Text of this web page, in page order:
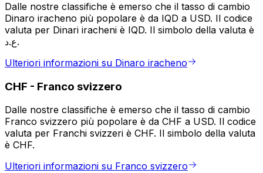
Dalle nostre classifiche è emerso che il tasso di cambio
Dinaro iracheno più popolare è da IQD a USD. Il codice
valuta per Dinari iracheni è IQD. Il simbolo della valuta è
ع.د.
Ulteriori informazioni su Dinaro iracheno
CHF - Franco svizzero
Dalle nostre classifiche è emerso che il tasso di cambio
Franco svizzero più popolare è da CHF a USD. Il codice
valuta per Franchi svizzeri è CHF. Il simbolo della valuta
è CHF.
Ulteriori informazioni su Franco svizzero